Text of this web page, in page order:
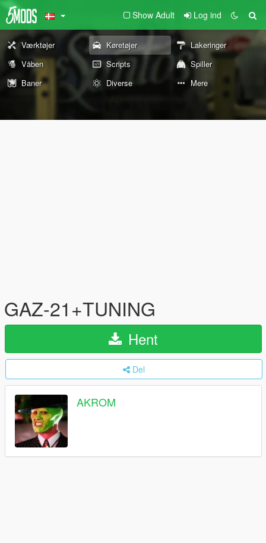
Show Adult Log ind
Værktøjer Køretøjer
Lakeringer
Våben
Scripts
Spiller
Baner
Diverse Mere
GAZ-21+TUNING
Hent
Del
AKROM